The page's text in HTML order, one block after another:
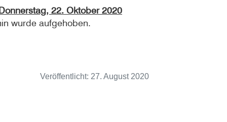
22. Oktober 2020
wurde aufgehoben.
Veröffentlicht: 27. August 2020